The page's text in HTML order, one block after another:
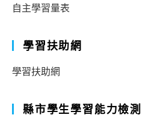
自主學習量表
學習扶助網
學習扶助網
縣市學生學習能力檢測